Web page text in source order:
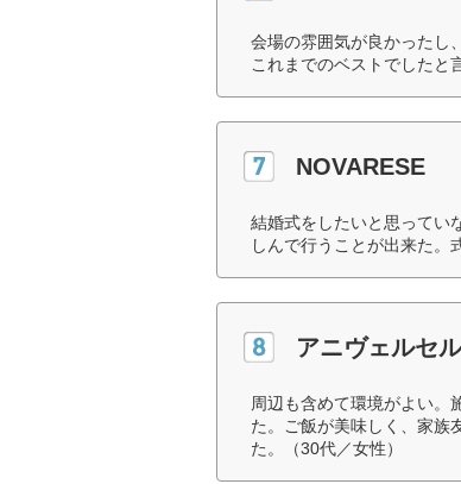
会場の雰囲気が良かったし
これまでのベストでしたと
NOVARESE
結婚式をしたいと思ってい
しんで行うことが出来た。
アニヴェルセル
周辺も含めて環境がよい。
た。ご飯が美味しく、家族
た。（30代／女性）